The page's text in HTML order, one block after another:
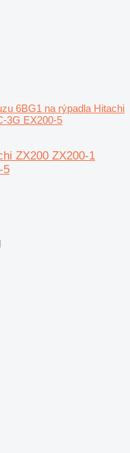
6BG1 na rýpadla Hitachi
3G EX200-5
ZX200 ZX200-1
5